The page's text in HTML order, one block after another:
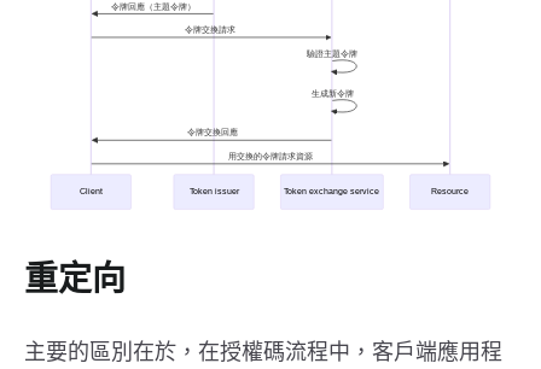
重定向
主要的區別在於，在授權碼流程中，客戶端應用程